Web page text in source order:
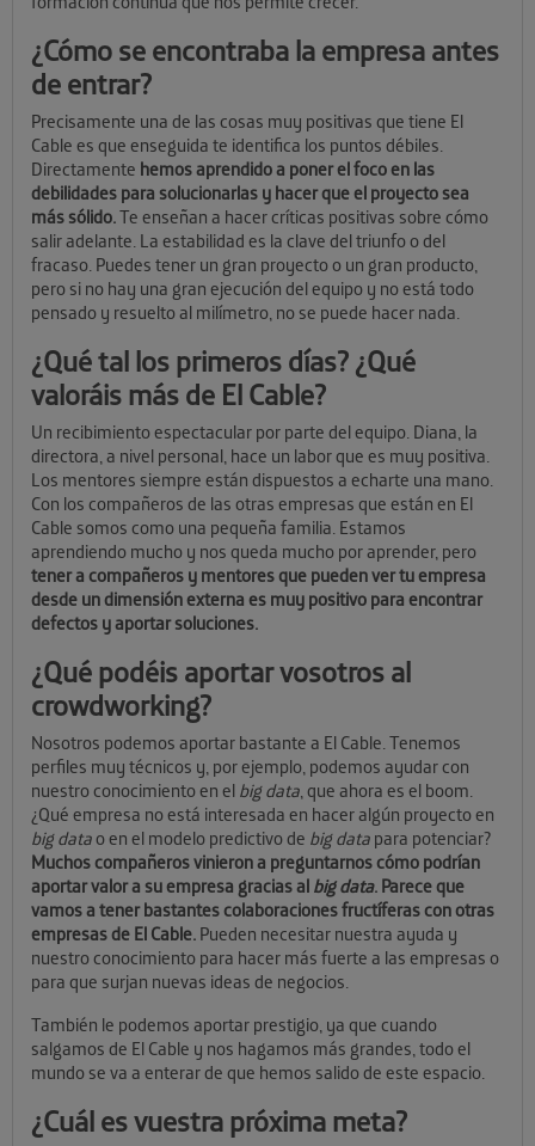
¿Cómo se encontraba la empresa antes
de entrar?
Precisamente una de las cosas muy positivas que tiene El
Cable es que enseguida te identifica los puntos débiles.
Directamente hemos aprendido a poner el foco en las
debilidades para solucionarlas y hacer que el proyecto sea
más sólido.Te enseñan a hacer críticas positivas sobre cómo
salir adelante. La estabilidad es la clave del triunfo o del
fracaso. Puedes tener un gran proyecto o un gran producto,
pero si no hay una gran ejecución del equipo y no está todo
pensado y resuelto al milímetro, no se puede hacer nada.
¿Qué tal los primeros días? ¿Qué
valoráis más de El Cable?
Un recibimiento espectacular por parte del equipo. Diana, la
directora, a nivel personal, hace un labor que es muy positiva.
Los mentores siempre están dispuestos a echarte una mano.
Con los compañeros de las otras empresas que están en El
Cable somos como una pequeña familia. Estamos
aprendiendo mucho y nos queda mucho por aprender, pero
tener a compañeros y mentores que pueden ver tu empresa
desde un dimensión externa es muy positivo para encontrar
defectos y aportar soluciones.
¿Qué podéis aportar vosotros al
crowdworking?
Nosotros podemos aportar bastante a El Cable. Tenemos
perfiles muy técnicos y, por ejemplo, podemos ayudar con
nuestro conocimiento en el big data, que ahora es el boom.
¿Qué empresa no está interesada en hacer algún proyecto en
big datao en el modelo predictivo de big data para potenciar?
Muchos compañeros vinieron a preguntarnos cómo podrían
aportar valor a su empresa gracias al big data. Parece que
vamos a tener bastantes colaboraciones fructíferas con otras
empresas de El Cable. Pueden necesitar nuestra ayuda y
nuestro conocimiento para hacer más fuerte a las empresas o
para que surjan nuevas ideas de negocios.
También le podemos aportar prestigio, ya que cuando
salgamos de El Cable y nos hagamos más grandes, todo el
mundo se va a enterar de que hemos salido de este espacio.
¿Cuál es vuestra próxima meta?